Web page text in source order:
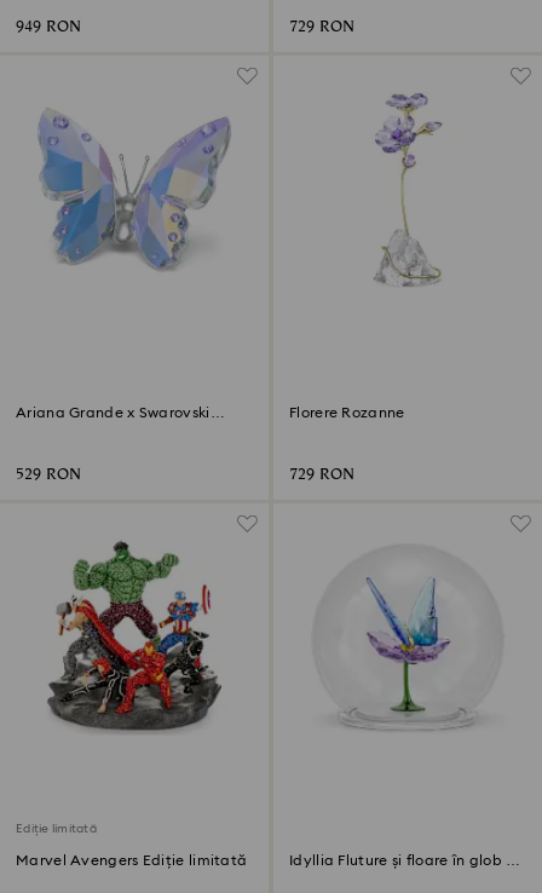
949 RON 729 RON
‎Ariana Grande x Swarovski
529 RON
Florere Rozanne
729 RON
Ediție limitată
Marvel Avengers Ediție limitată
Idyllia Fluture și floare în glob de